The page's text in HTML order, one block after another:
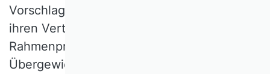
Vorschlagsrecht von Studierenden und
ihren Vertretungen zu
Rahmenprüfungsordnungen ein
Übergewicht der Stimmen von